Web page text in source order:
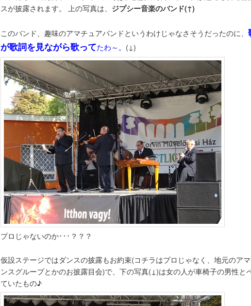
スが披露されます。 上の写真は、 ジプシー音楽のバンド(↑)
このバンド、趣味のアマチュアバンドというわけじゃなさそうだったのに、
が歌詞を見ながら歌ってたわ～。 (↓)
プロじゃないのか･･･？？？
仮設ステージではダンスの披露もお約束(コチラはプロじゃなく、地元のア
ンスグループとかのお披露目会)で、下の写真(↓)は女の人が車椅子の男性と
ていたもの♪